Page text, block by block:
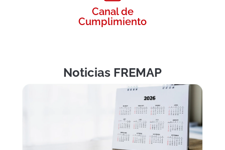
Canal de
Cumplimiento
Noticias FREMAP